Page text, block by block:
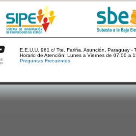
E.E.U.U. 961 c/ Tte. Fariña. Asunción, Paraguay -
Horario de Atención: Lunes a Viernes de 07:00 a
Preguntas Frecuentes